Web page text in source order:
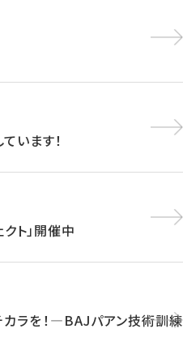
います！
ト」開催中
カラを！―BAJパアン技術訓練